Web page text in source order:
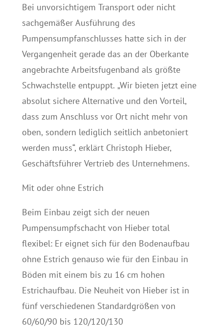
Bei unvorsichtigem Transport oder nicht
sachgemäßer Ausführung des
Pumpensumpfanschlusses hatte sich in der
Vergangenheit gerade das an der Oberkante
angebrachte Arbeitsfugenband als größte
Schwachstelle entpuppt. „Wir bieten jetzt eine
absolut sichere Alternative und den Vorteil,
dass zum Anschluss vor Ort nicht mehr von
oben, sondern lediglich seitlich anbetoniert
werden muss“, erklärt Christoph Hieber,
Geschäftsführer Vertrieb des Unternehmens.
Mit oder ohne Estrich
Beim Einbau zeigt sich der neuen
Pumpensumpfschacht von Hieber total
flexibel: Er eignet sich für den Bodenaufbau
ohne Estrich genauso wie für den Einbau in
Böden mit einem bis zu 16 cm hohen
Estrichaufbau. Die Neuheit von Hieber ist in
fünf verschiedenen Standardgrößen von
60/60/90 bis 120/120/130